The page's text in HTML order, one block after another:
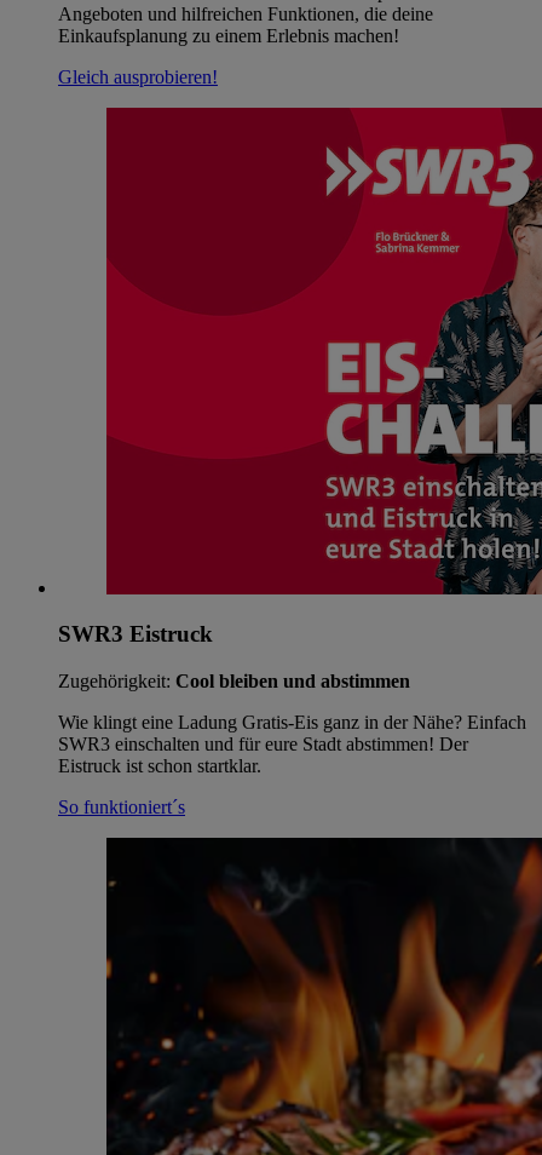
Angeboten und hilfreichen Funktionen, die deine
Einkaufsplanung zu einem Erlebnis machen!
Gleich ausprobieren!
SWR3 Eistruck
Zugehörigkeit: Cool bleiben und abstimmen
Wie klingt eine Ladung Gratis-Eis ganz in der Nähe? Einfach
SWR3 einschalten und für eure Stadt abstimmen! Der
Eistruck ist schon startklar.
So funktioniert´s